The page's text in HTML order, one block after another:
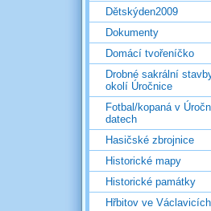
Dětskýden2009
Dokumenty
Domácí tvořeníčko
Drobné sakrální
okolí Úročnice
Fotbal/kopaná v
datech
Hasičské zbrojnice
Historické mapy
Historické památky
Hřbitov ve Václavicích